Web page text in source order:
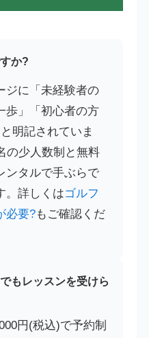
か?
ジに「未経験者の
歩」「初心者の方
明記されていま
の少人数制と無料
ンタルで手ぶらで
。詳しくはゴルフ
必要?もご確認くだ
もレッスンを受けら
円(税込)で予約制